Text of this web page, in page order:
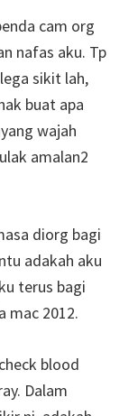
cam org
nafas aku. Tp
sikit lah,
buat apa
wajah
amalan2
diorg bagi
adakah aku
terus bagi
mac 2012.
blood
Dalam